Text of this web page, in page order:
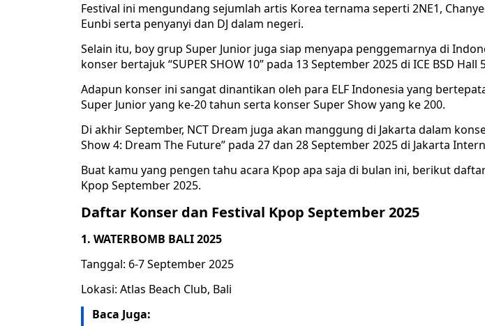
Festival ini mengundang sejumlah artis Korea ternama seperti 2NE1,
Eunbi serta penyanyi dan DJ dalam negeri.
Selain itu, boy grup Super Junior juga siap menyapa penggemarnya di
konser bertajuk “SUPER SHOW 10” pada 13 September 2025 di ICE BSD Hall
Adapun konser ini sangat dinantikan oleh para ELF Indonesia yang
Super Junior yang ke-20 tahun serta konser Super Show yang ke 200.
Di akhir September, NCT Dream juga akan manggung di Jakarta dalam
Show 4: Dream The Future” pada 27 dan 28 September 2025 di Jakarta
Buat kamu yang pengen tahu acara Kpop apa saja di bulan ini, berikut
Kpop September 2025.
Daftar Konser dan Festival Kpop September 2025
1. WATERBOMB BALI 2025
Tanggal: 6-7 September 2025
Lokasi: Atlas Beach Club, Bali
Baca Juga: